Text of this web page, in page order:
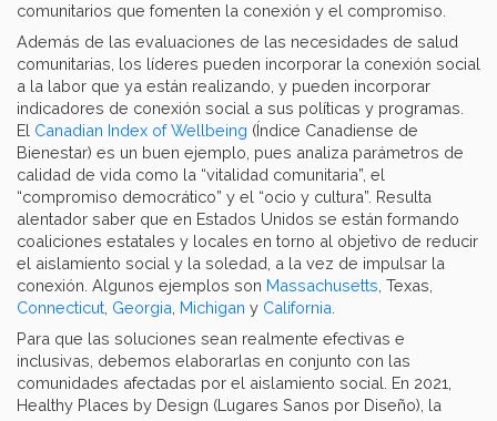
comunitarios que fomenten la conexión y el compromiso.
Además de las evaluaciones de las necesidades de salud
comunitarias, los líderes pueden incorporar la conexión social
a la labor que ya están realizando, y pueden incorporar
indicadores de conexión social a sus políticas y programas.
El Canadian Index of Wellbeing (Índice Canadiense de
Bienestar) es un buen ejemplo, pues analiza parámetros de
calidad de vida como la “vitalidad comunitaria”, el
“compromiso democrático” y el “ocio y cultura”. Resulta
alentador saber que en Estados Unidos se están formando
coaliciones estatales y locales en torno al objetivo de reducir
el aislamiento social y la soledad, a la vez de impulsar la
conexión. Algunos ejemplos son Massachusetts , Texas,
Connecticut Georgia Michigan y California
Para que las soluciones sean realmente efectivas e
inclusivas, debemos elaborarlas en conjunto con las
comunidades afectadas por el aislamiento social. En 2021,
Healthy Places by Design (Lugares Sanos por Diseño), la